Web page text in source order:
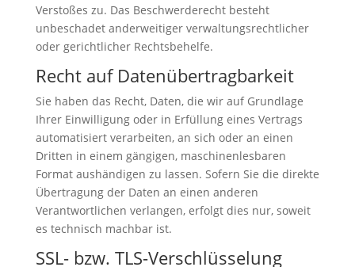
Verstoßes zu. Das Beschwerderecht besteht
unbeschadet anderweitiger verwaltungsrechtlicher
oder gerichtlicher Rechtsbehelfe.
Recht auf Daten­übertrag­barkeit
Sie haben das Recht, Daten, die wir auf Grundlage
Ihrer Einwilligung oder in Erfüllung eines Vertrags
automatisiert verarbeiten, an sich oder an einen
Dritten in einem gängigen, maschinenlesbaren
Format aushändigen zu lassen. Sofern Sie die direkte
Übertragung der Daten an einen anderen
Verantwortlichen verlangen, erfolgt dies nur, soweit
es technisch machbar ist.
SSL- bzw. TLS-Verschlüsselung